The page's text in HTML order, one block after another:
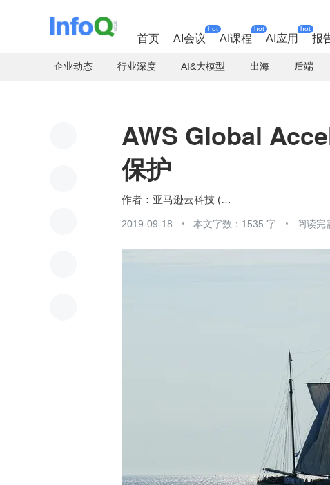
首页 AI会议
hot
AI课程
hot
AI应用
hot
报
企业动态 行业深度 AI&大模型 出海 后端
AWS Global
保护
亚马逊云科技 (Amazon Web Services）
2019-09-18 本文字数：1535 字 阅读完